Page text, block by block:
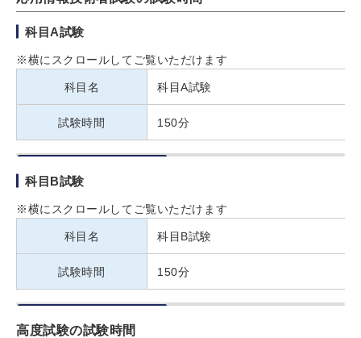
科目A試験
※横にスクロールしてご覧いただけます
科目名 科目A試験
試験時間 150分
科目B試験
※横にスクロールしてご覧いただけます
科目名 科目B試験
試験時間 150分
高度試験の試験時間